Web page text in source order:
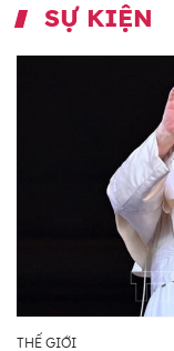
SỰ KIỆN
THẾ GIỚI